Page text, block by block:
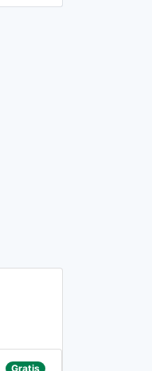
Gratis